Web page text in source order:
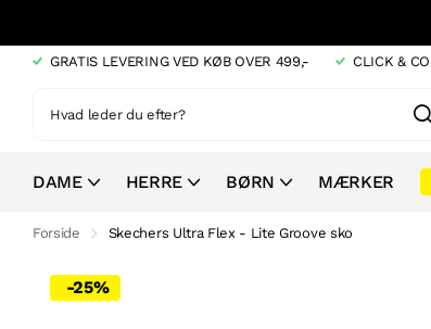
GRATIS LEVERING VED KØB OVER 499,- CLICK &
DAME HERRE BØRN MÆRKER
Forside Skechers Ultra Flex - Lite Groove sko
-25%